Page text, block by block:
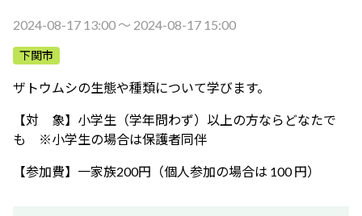
2024-08-17 13:00 〜 2024-08-17 15:00
下関市
ザトウムシの生態や種類について学びます。
【対 象】小学生（学年問わず）以上の方ならどなたで
も ※小学生の場合は保護者同伴
【参加費】一家族200円（個人参加の場合は 100 円）